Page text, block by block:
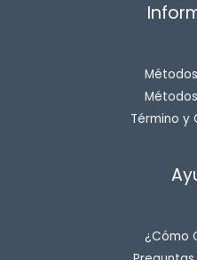
Término y
¿Cómo